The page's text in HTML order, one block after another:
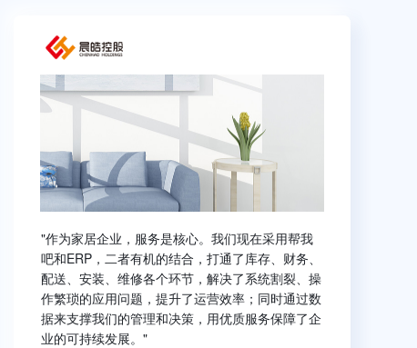
"作为家居企业，服务是核心。我们现在采用帮我
吧和ERP，二者有机的结合，打通了库存、财务、
配送、安装、维修各个环节，解决了系统割裂、操
作繁琐的应用问题，提升了运营效率；同时通过数
据来支撑我们的管理和决策，用优质服务保障了企
业的可持续发展。"